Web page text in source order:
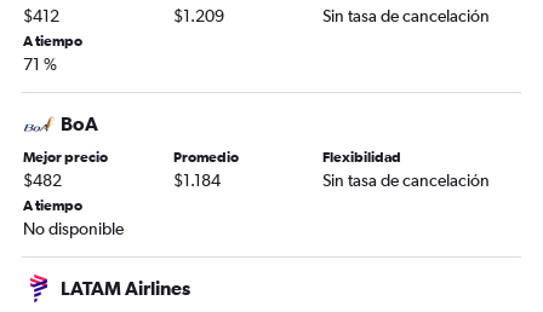
$412 $1.209 Sin tasa de cancelación
A tiempo
71 %
BoA
Mejor precio
$482
Promedio
$1.184
Flexibilidad
Sin tasa de cancelación
A tiempo
No disponible
LATAM Airlines